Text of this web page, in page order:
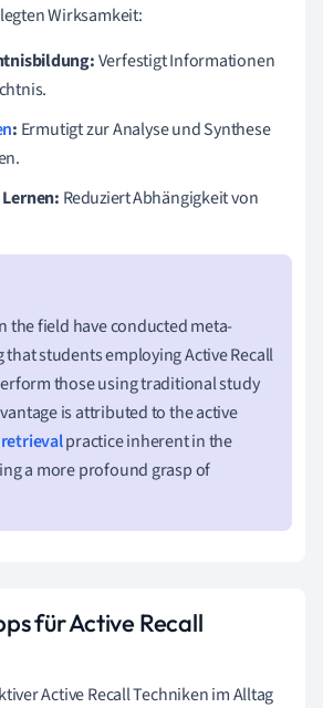
Wirksamkeit:
Verfestigt Informationen
: Ermutigt zur Analyse und Synthese
Reduziert Abhängigkeit von
the field have conducted meta-
that students employing Active Recall
those using traditional study
is attributed to the active
retrievalpractice inherent in the
a more profound grasp of
für Active Recall
Active Recall Techniken im Alltag